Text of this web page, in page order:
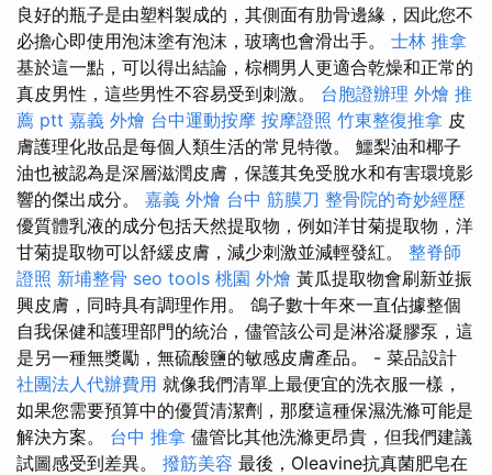
良好的瓶子是由塑料製成的，其側面有肋骨邊緣，因此您不
必擔心即使用泡沫塗有泡沫，玻璃也會滑出手。 士林 推拿
基於這一點，可以得出結論，棕櫚男人更適合乾燥和正常的
真皮男性，這些男性不容易受到刺激。 台胞證辦理 外燴 推
薦 ptt 嘉義 外燴 台中運動按摩 按摩證照 竹東整復推拿 皮
膚護理化妝品是每個人類生活的常見特徵。 鱷梨油和椰子
油也被認為是深層滋潤皮膚，保護其免受脫水和有害環境影
響的傑出成分。 嘉義 外燴 台中 筋膜刀 整骨院的奇妙經歷
優質體乳液的成分包括天然提取物，例如洋甘菊提取物，洋
甘菊提取物可以舒緩皮膚，減少刺激並減輕發紅。 整脊師
證照 新埔整骨 seo tools 桃園 外燴 黃瓜提取物會刷新並振
興皮膚，同時具有調理作用。 鴿子數十年來一直佔據整個
自我保健和護理部門的統治，儘管該公司是淋浴凝膠泵，這
是另一種無獎勵，無硫酸鹽的敏感皮膚產品。 - 菜品設計
社團法人代辦費用 就像我們清單上最便宜的洗衣服一樣，
如果您需要預算中的優質清潔劑，那麼這種保濕洗滌可能是
解決方案。 台中 推拿 儘管比其他洗滌更昂貴，但我們建議
試圖感受到差異。 撥筋美容 最後，Oleavine抗真菌肥皂在